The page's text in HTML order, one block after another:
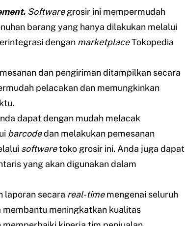
Softwaregrosir ini mempermudah
barang yang hanya dilakukan melalui
dengan marketplaceTokopedia
dan pengiriman ditampilkan secara
pelacakan dan memungkinkan
dapat dengan mudah melacak
barcodedan melakukan pemesanan
softwaretoko grosir ini. Anda juga dapat
yang akan digunakan dalam
laporan secara real-timemengenai seluruh
membantu meningkatkan kualitas